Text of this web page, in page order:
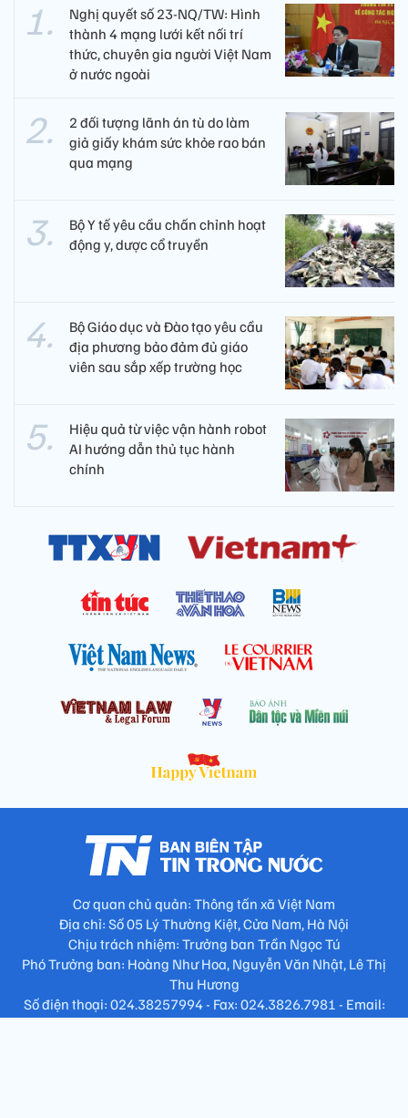
Nghị quyết số 23-NQ/TW: Hình
thành 4 mạng lưới kết nối trí
thức, chuyên gia người Việt Nam
ở nước ngoài
2 đối tượng lãnh án tù do làm
giả giấy khám sức khỏe rao bán
qua mạng
Bộ Y tế yêu cầu chấn chỉnh hoạt
động y, dược cổ truyền
Bộ Giáo dục và Đào tạo yêu cầu
địa phương bảo đảm đủ giáo
viên sau sắp xếp trường học
Hiệu quả từ việc vận hành robot
AI hướng dẫn thủ tục hành
chính
Cơ quan chủ quản: Thông tấn xã Việt Nam
Địa chỉ: Số 05 Lý Thường Kiệt, Cửa Nam, Hà Nội
Chịu trách nhiệm: Trưởng ban Trần Ngọc Tú
Phó Trưởng ban: Hoàng Như Hoa, Nguyễn Văn Nhật, Lê Thị
Thu Hương
Số điện thoại: 024.38257994 - Fax: 024.3826.7981 - Email:
tap.phongbien@gmail.com